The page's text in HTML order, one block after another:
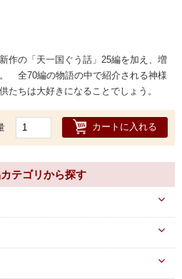
作の「天一国ぐう話」25編を加え、増
全70編の物語の中で紹介される神様
たちは大好きになることでしょう。
カートに入れる
テゴリから探す